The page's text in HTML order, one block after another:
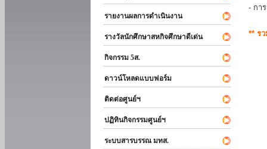
รายงานผลการดำเนินงาน
รางวัลนักศึกษาสหกิจศึกษาดีเด่น
กิจกรรม 5ส.
ดาวน์โหลดแบบฟอร์ม
ติดต่อศูนย์ฯ
ปฏิทินกิจกรรมศูนย์ฯ
ระบบสารบรรณ มทส.
- กา
** ร